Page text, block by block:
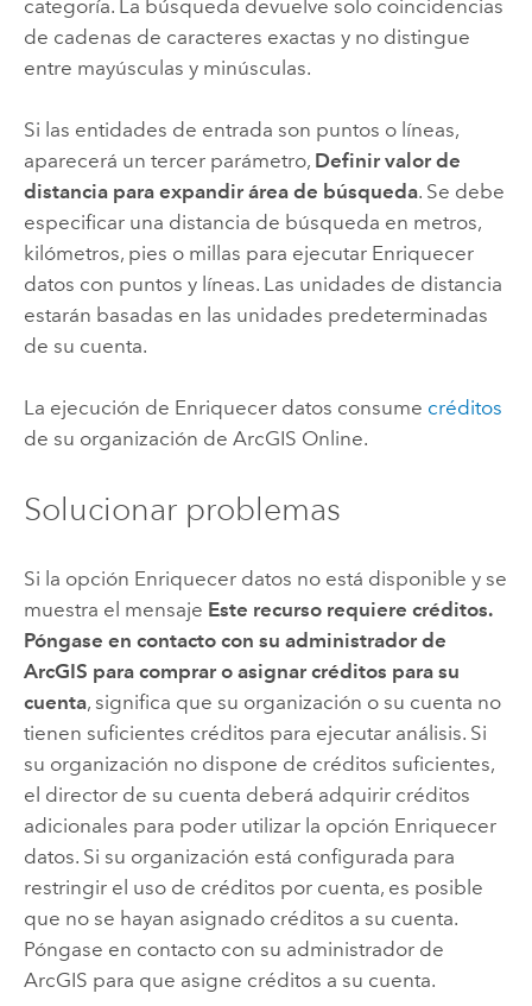
categoría. La búsqueda devuelve solo coincidencias
de cadenas de caracteres exactas y no distingue
entre mayúsculas y minúsculas.
Si las entidades de entrada son puntos o líneas,
aparecerá un tercer parámetro, Definir valor de
distancia para expandir área de búsqueda. Se debe
especificar una distancia de búsqueda en metros,
kilómetros, pies o millas para ejecutar Enriquecer
datos con puntos y líneas. Las unidades de distancia
estarán basadas en las unidades predeterminadas
de su cuenta.
La ejecución de Enriquecer datos consume créditos
de su organización de ArcGIS Online.
Solucionar problemas
Si la opción Enriquecer datos no está disponible y se
muestra el mensaje Este recurso requiere créditos.
Póngase en contacto con su administrador de
ArcGIS para comprar o asignar créditos para su
cuenta, significa que su organización o su cuenta no
tienen suficientes créditos para ejecutar análisis. Si
su organización no dispone de créditos suficientes,
el director de su cuenta deberá adquirir créditos
adicionales para poder utilizar la opción Enriquecer
datos. Si su organización está configurada para
restringir el uso de créditos por cuenta, es posible
que no se hayan asignado créditos a su cuenta.
Póngase en contacto con su administrador de
ArcGIS para que asigne créditos a su cuenta.